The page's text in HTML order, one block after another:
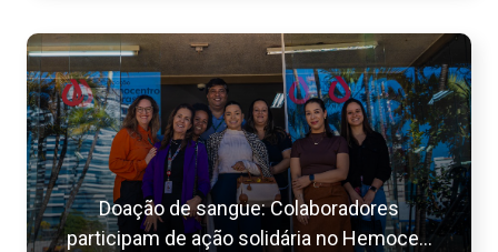
Doação de sangue: Colaboradores
participam de ação solidária no Hemoce...